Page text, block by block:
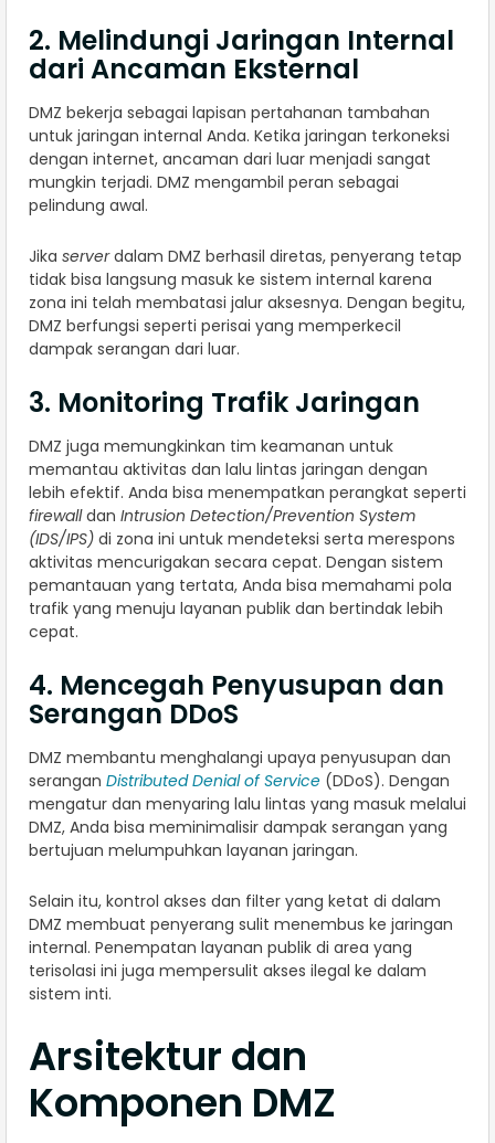
2. Melindungi Jaringan Internal
dari Ancaman Eksternal
DMZ bekerja sebagai lapisan pertahanan tambahan
untuk jaringan internal Anda. Ketika jaringan terkoneksi
dengan internet, ancaman dari luar menjadi sangat
mungkin terjadi. DMZ mengambil peran sebagai
pelindung awal.
Jika serverdalam DMZ berhasil diretas, penyerang tetap
tidak bisa langsung masuk ke sistem internal karena
zona ini telah membatasi jalur aksesnya. Dengan begitu,
DMZ berfungsi seperti perisai yang memperkecil
dampak serangan dari luar.
3. Monitoring Trafik Jaringan
DMZ juga memungkinkan tim keamanan untuk
memantau aktivitas dan lalu lintas jaringan dengan
lebih efektif. Anda bisa menempatkan perangkat seperti
firewalldan Intrusion Detection/Prevention System
(IDS/IPS) di zona ini untuk mendeteksi serta merespons
aktivitas mencurigakan secara cepat. Dengan sistem
pemantauan yang tertata, Anda bisa memahami pola
trafik yang menuju layanan publik dan bertindak lebih
cepat.
4. Mencegah Penyusupan dan
Serangan DDoS
DMZ membantu menghalangi upaya penyusupan dan
serangan Distributed Denial of Service (DDoS). Dengan
mengatur dan menyaring lalu lintas yang masuk melalui
DMZ, Anda bisa meminimalisir dampak serangan yang
bertujuan melumpuhkan layanan jaringan.
Selain itu, kontrol akses dan filter yang ketat di dalam
DMZ membuat penyerang sulit menembus ke jaringan
internal. Penempatan layanan publik di area yang
terisolasi ini juga mempersulit akses ilegal ke dalam
sistem inti.
Arsitektur dan
Komponen DMZ